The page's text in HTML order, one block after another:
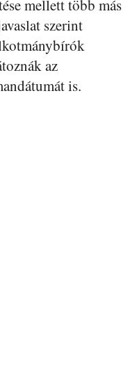
mellett több más
szerint
az
is.